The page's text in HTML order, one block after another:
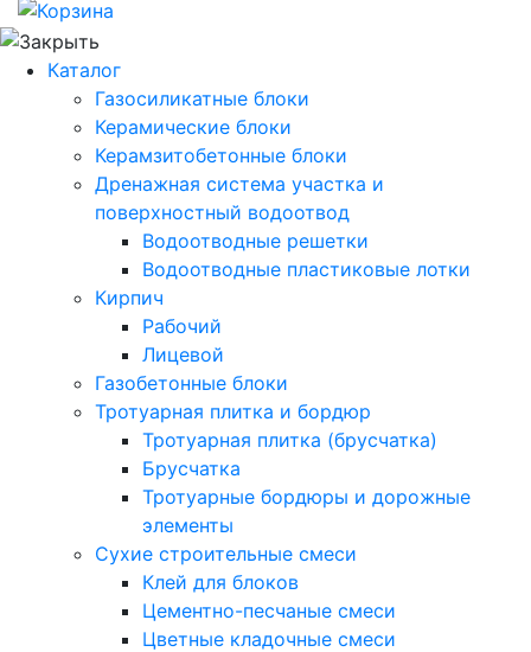
Каталог
Газосиликатные блоки
Керамические блоки
Керамзитобетонные блоки
Дренажная система участка и
поверхностный водоотвод
Водоотводные решетки
Водоотводные пластиковые лотки
Кирпич
Рабочий
Лицевой
Газобетонные блоки
Тротуарная плитка и бордюр
Тротуарная плитка (брусчатка)
Брусчатка
Тротуарные бордюры и дорожные
элементы
Сухие строительные смеси
Клей для блоков
Цементно-песчаные смеси
Цветные кладочные смеси